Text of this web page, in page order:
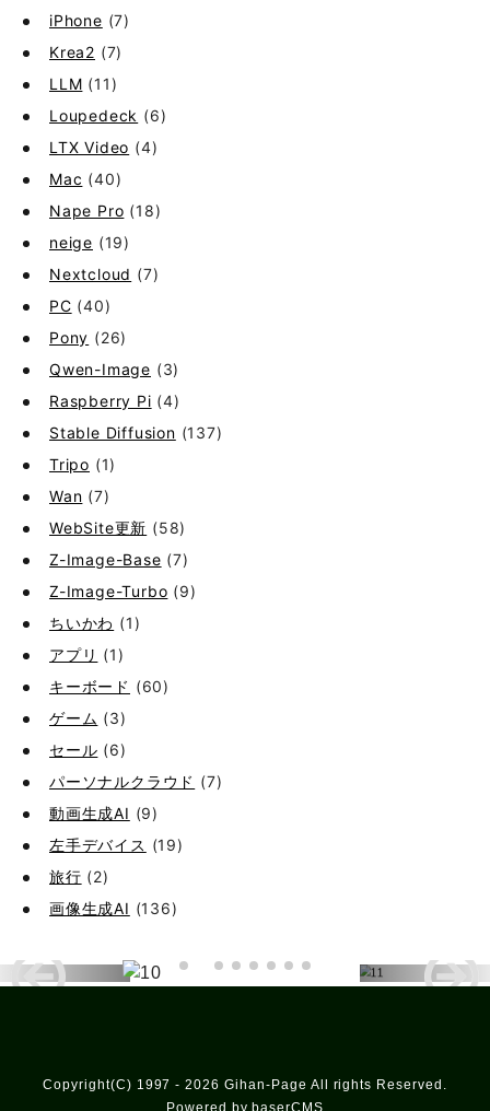
iPhone (7)
Krea2 (7)
LLM (11)
Loupedeck (6)
LTX Video (4)
Mac (40)
Nape Pro (18)
neige (19)
Nextcloud (7)
PC (40)
Pony (26)
Qwen-Image (3)
Raspberry Pi (4)
Stable Diffusion (137)
Tripo (1)
Wan (7)
WebSite更新 (58)
Z-Image-Base (7)
Z-Image-Turbo (9)
ちいかわ (1)
アプリ (1)
キーボード (60)
ゲーム (3)
セール (6)
パーソナルクラウド (7)
動画生成AI (9)
左手デバイス (19)
旅行 (2)
画像生成AI (136)
Copyright(C) 1997 - 2026 Gihan-Page All rights Reserved.
Powered by baserCMS